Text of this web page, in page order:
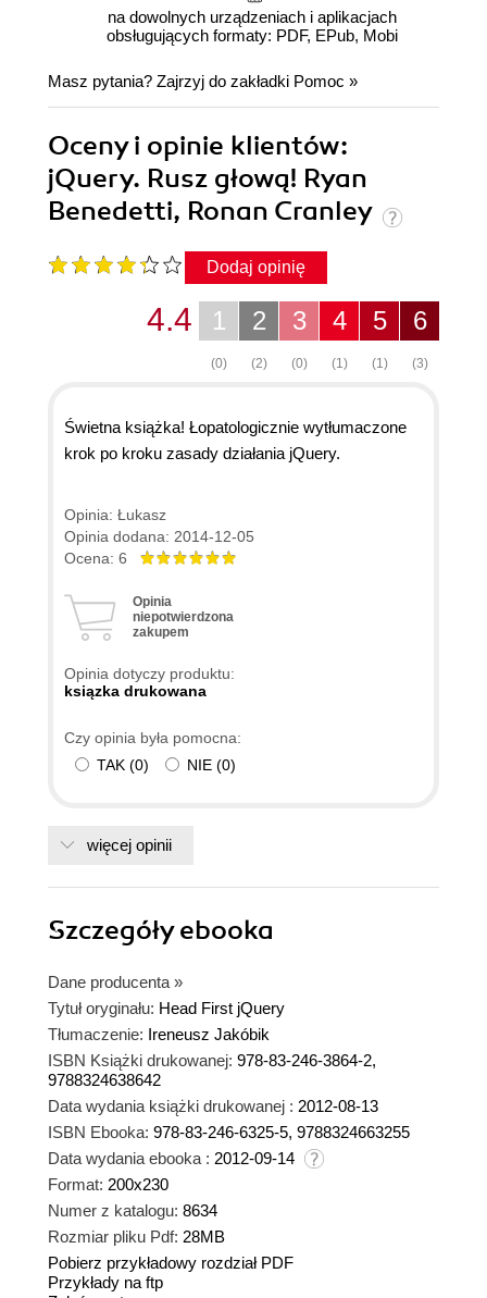
na dowolnych urządzeniach i aplikacjach
obsługujących formaty: PDF, EPub, Mobi
Masz pytania? Zajrzyj do zakładki Pomoc »
Oceny i opinie klientów:
jQuery. Rusz głową! Ryan
Benedetti, Ronan Cranley
Dodaj opinię
6
(3)
5
(1)
4
(1)
3
(0)
2
(2)
1
(0)
4.4
Świetna książka! Łopatologicznie wytłumaczone
krok po kroku zasady działania jQuery.
Opinia: Łukasz
Opinia dodana: 2014-12-05
Ocena: 6
Opinia
niepotwierdzona
zakupem
Opinia dotyczy produktu:
ksiązka drukowana
Czy opinia była pomocna:
TAK (0) NIE (0)
więcej opinii
Szczegółyebooka
Dane producenta »
Tytuł oryginału: Head First jQuery
Tłumaczenie: Ireneusz Jakóbik
ISBN Książki drukowanej: 978-83-246-3864-2,
9788324638642
Data wydania książki drukowanej : 2012-08-13
ISBN Ebooka: 978-83-246-6325-5, 9788324663255
Data wydania ebooka : 2012-09-14
Format: 200x230
Numer z katalogu: 8634
Rozmiar pliku Pdf: 28MB
Pobierz przykładowy rozdział PDF
Przykłady na ftp